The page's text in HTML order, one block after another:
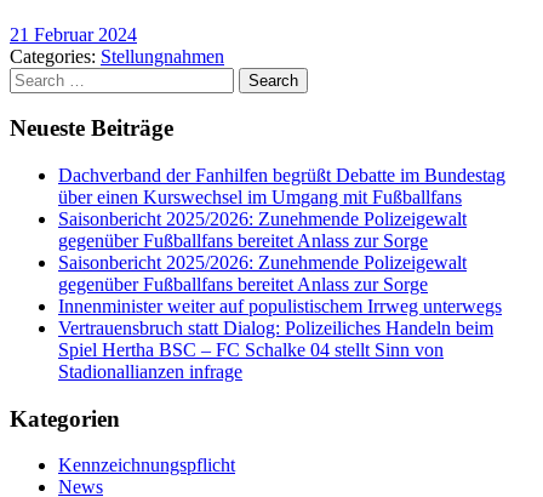
21 Februar 2024
Categories: Stellungnahmen
Search
for:
Neueste Beiträge
Dachverband der Fanhilfen begrüßt Debatte im Bundestag
über einen Kurswechsel im Umgang mit Fußballfans
Saisonbericht 2025/2026: Zunehmende Polizeigewalt
gegenüber Fußballfans bereitet Anlass zur Sorge
Saisonbericht 2025/2026: Zunehmende Polizeigewalt
gegenüber Fußballfans bereitet Anlass zur Sorge
Innenminister weiter auf populistischem Irrweg unterwegs
Vertrauensbruch statt Dialog: Polizeiliches Handeln beim
Spiel Hertha BSC – FC Schalke 04 stellt Sinn von
Stadionallianzen infrage
Kategorien
Kennzeichnungspflicht
News